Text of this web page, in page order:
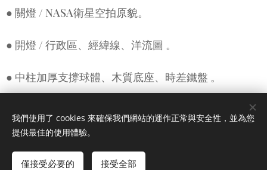
● 關燈 / NASA衛星空拍原貌。
● 開燈 / 行政區、經緯線、洋流圖 。
● 中柱加厚支撐球體、木質底座、時差鐵盤 。
🧡產品尺寸：直徑 30 cm
我們使用了 cookies 來確保我們網站的運作正常與安全性，並為您
提供最佳的使用體驗。
僅接受必要的 接受全部